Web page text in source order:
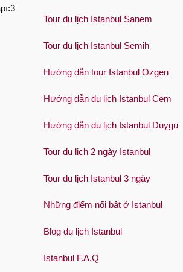
Tour du lịch Istanbul Sanem
Tour du lịch Istanbul Semih
Hướng dẫn tour Istanbul Ozgen
Hướng dẫn du lịch Istanbul Cem
Hướng dẫn du lịch Istanbul Duygu
Tour du lịch 2 ngày Istanbul
Tour du lịch Istanbul 3 ngày
Những điểm nổi bật ở Istanbul
Blog du lịch Istanbul
Istanbul F.A.Q